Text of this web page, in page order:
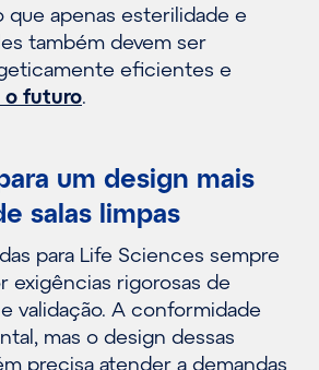
apenas esterilidade e
também devem ser
eficientes e
o futuro.
um design mais
salas limpas
para Life Sciences sempre
exigências rigorosas de
validação. A conformidade
mas o design dessas
precisa atender a demandas